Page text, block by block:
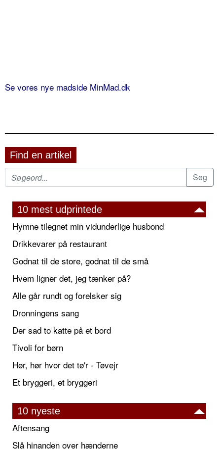
Se vores nye madside MinMad.dk
Find en artikel
10 mest udprintede
Hymne tilegnet min vidunderlige husbond
Drikkevarer på restaurant
Godnat til de store, godnat til de små
Hvem ligner det, jeg tænker på?
Alle går rundt og forelsker sig
Dronningens sang
Der sad to katte på et bord
Tivoli for børn
Hør, hør hvor det tø'r - Tøvejr
Et bryggeri, et bryggeri
10 nyeste
Aftensang
Slå hinanden over hænderne